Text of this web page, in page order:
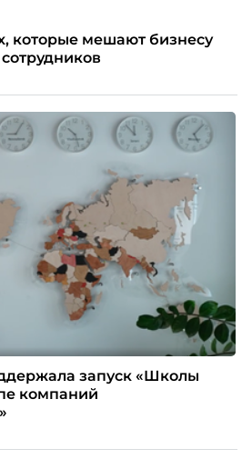
которые мешают бизнесу
запуск «Школы
компаний